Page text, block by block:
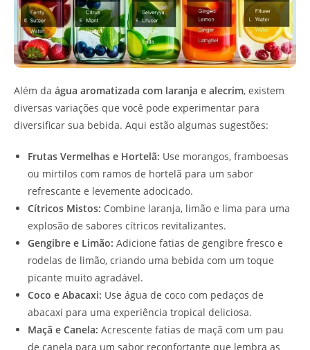
Além da água aromatizada com laranja e alecrim, existem
diversas variações que você pode experimentar para
diversificar sua bebida. Aqui estão algumas sugestões:
Frutas Vermelhas e Hortelã: Use morangos, framboesas
ou mirtilos com ramos de hortelã para um sabor
refrescante e levemente adocicado.
Cítricos Mistos: Combine laranja, limão e lima para uma
explosão de sabores cítricos revitalizantes.
Gengibre e Limão: Adicione fatias de gengibre fresco e
rodelas de limão, criando uma bebida com um toque
picante muito agradável.
Coco e Abacaxi: Use água de coco com pedaços de
abacaxi para uma experiência tropical deliciosa.
Maçã e Canela: Acrescente fatias de maçã com um pau
de canela para um sabor reconfortante que lembra as